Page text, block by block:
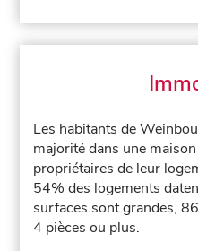
Les habitants de
majorité dans une
propriétaires de leur
54% des logements
surfaces sont grandes,
4 pièces ou plus.